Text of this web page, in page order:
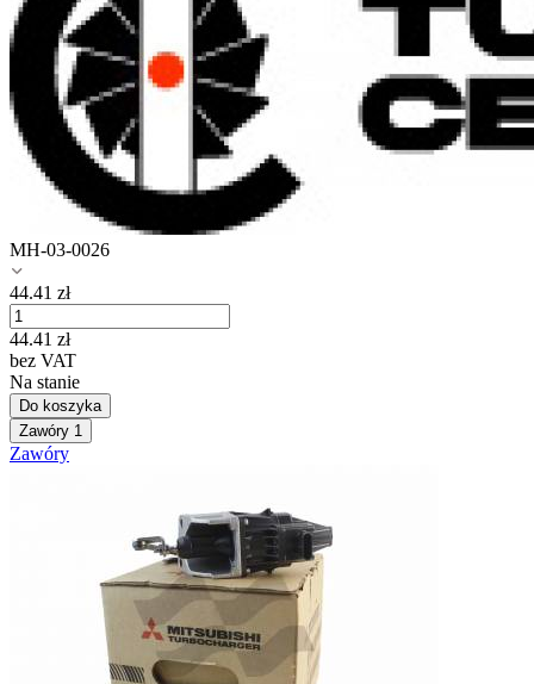
MH-03-0026
44.41 zł
44.41 zł
bez VAT
Na stanie
Do koszyka
Zawóry 1
Zawóry